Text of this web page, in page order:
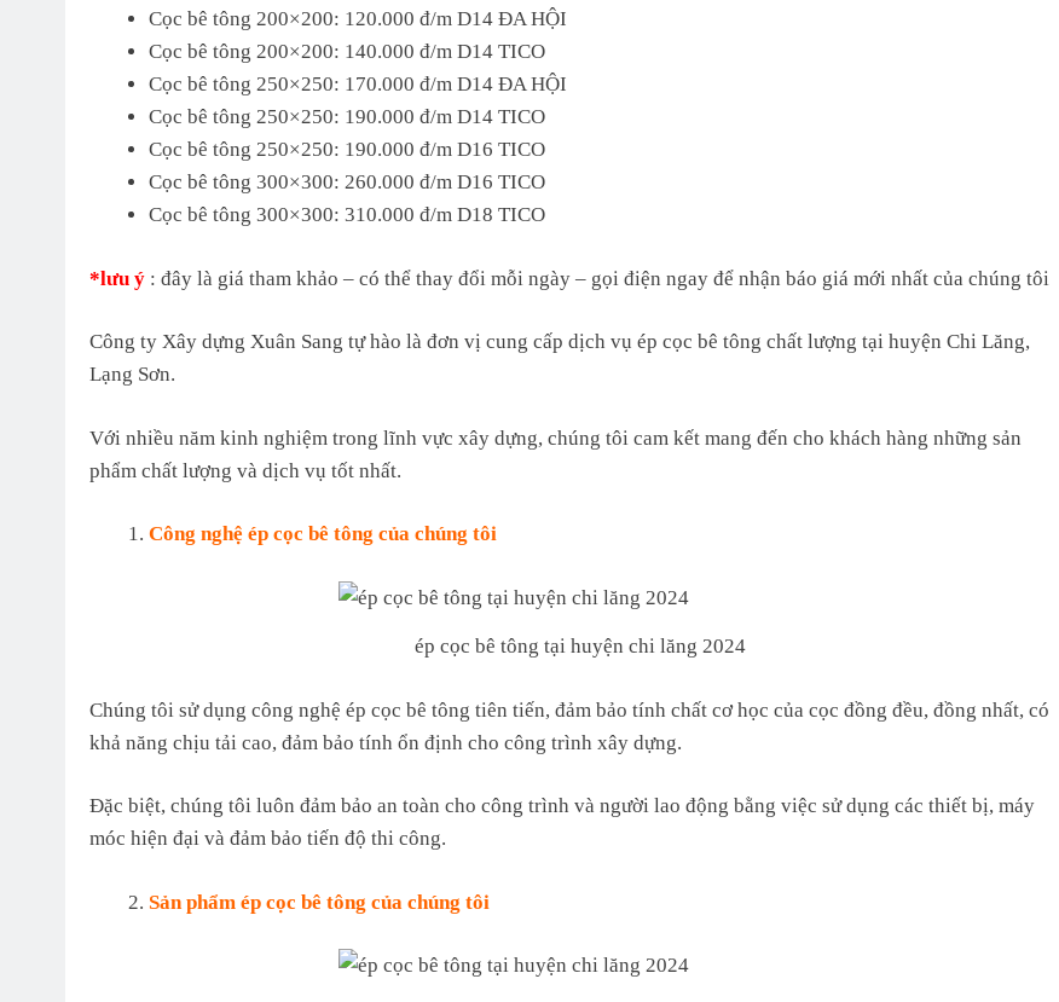
Cọc bê tông 200×200: 120.000 đ/m D14 ĐA HỘI
Cọc bê tông 200×200: 140.000 đ/m D14 TICO
Cọc bê tông 250×250: 170.000 đ/m D14 ĐA HỘI
Cọc bê tông 250×250: 190.000 đ/m D14 TICO
Cọc bê tông 250×250: 190.000 đ/m D16 TICO
Cọc bê tông 300×300: 260.000 đ/m D16 TICO
Cọc bê tông 300×300: 310.000 đ/m D18 TICO
*lưu ý : đây là giá tham khảo – có thể thay đổi mỗi ngày – gọi điện ngay để nhận báo giá mới nhất của chúng tôi
Công ty Xây dựng Xuân Sang tự hào là đơn vị cung cấp dịch vụ ép cọc bê tông chất lượng tại huyện Chi Lăng,
Lạng Sơn.
Với nhiều năm kinh nghiệm trong lĩnh vực xây dựng, chúng tôi cam kết mang đến cho khách hàng những sản
phẩm chất lượng và dịch vụ tốt nhất.
Công nghệ ép cọc bê tông của chúng tôi
ép cọc bê tông tại huyện chi lăng 2024
Chúng tôi sử dụng công nghệ ép cọc bê tông tiên tiến, đảm bảo tính chất cơ học của cọc đồng đều, đồng nhất, có
khả năng chịu tải cao, đảm bảo tính ổn định cho công trình xây dựng.
Đặc biệt, chúng tôi luôn đảm bảo an toàn cho công trình và người lao động bằng việc sử dụng các thiết bị, máy
móc hiện đại và đảm bảo tiến độ thi công.
Sản phẩm ép cọc bê tông của chúng tôi